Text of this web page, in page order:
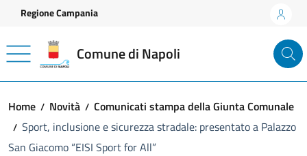
Vai ai contenuti
Vai al footer
Regione Campania
Comune di Napoli
Home Novità
Comunicati stampa della Giunta Comunale
Sport, inclusione e sicurezza stradale: presentato a Palazzo
San Giacomo “EISI Sport for All”